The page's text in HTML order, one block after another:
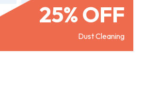
25% OFF
Dust Cleaning